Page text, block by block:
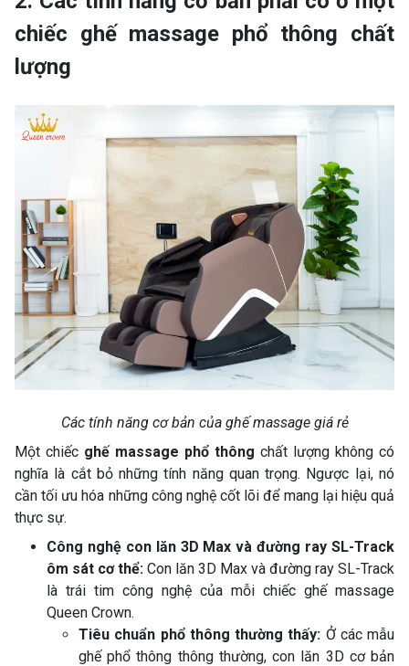
chiếc ghế massage phổ thông chất
lượng
Các tính năng cơ bản của ghế massage giá rẻ
Một chiếc ghế massage phổ thông chất lượng không có
nghĩa là cắt bỏ những tính năng quan trọng. Ngược lại, nó
cần tối ưu hóa những công nghệ cốt lõi để mang lại hiệu quả
thực sự.
Công nghệ con lăn 3D Max và đường ray SL-Track
ôm sát cơ thể: Con lăn 3D Max và đường ray SL-Track
là trái tim công nghệ của mỗi chiếc ghế massage
Queen Crown.
Tiêu chuẩn phổ thông thường thấy: Ở các mẫu
ghế phổ thông thông thường, con lăn 3D cơ bản